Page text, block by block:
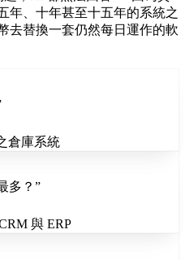
年、十年甚至十五年的系統之
去替換一套仍然每日運作的軟
倉庫系統
多？ ”
與 ERP